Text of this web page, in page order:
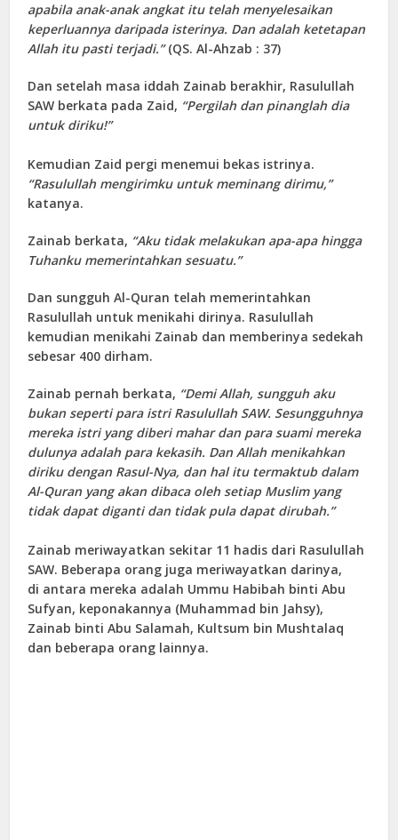
apabila anak-anak angkat itu telah menyelesaikan
keperluannya daripada isterinya. Dan adalah ketetapan
Allah itu pasti terjadi.”(QS. Al-Ahzab : 37)
Dan setelah masa iddah Zainab berakhir, Rasulullah
SAW berkata pada Zaid, “Pergilah dan pinanglah dia
untuk diriku!”
Kemudian Zaid pergi menemui bekas istrinya.
“Rasulullah mengirimku untuk meminang dirimu,”
katanya.
Zainab berkata, “Aku tidak melakukan apa-apa hingga
Tuhanku memerintahkan sesuatu.”
Dan sungguh Al-Quran telah memerintahkan
Rasulullah untuk menikahi dirinya. Rasulullah
kemudian menikahi Zainab dan memberinya sedekah
sebesar 400 dirham.
Zainab pernah berkata, “Demi Allah, sungguh aku
bukan seperti para istri Rasulullah SAW. Sesungguhnya
mereka istri yang diberi mahar dan para suami mereka
dulunya adalah para kekasih. Dan Allah menikahkan
diriku dengan Rasul-Nya, dan hal itu termaktub dalam
Al-Quran yang akan dibaca oleh setiap Muslim yang
tidak dapat diganti dan tidak pula dapat dirubah.”
Zainab meriwayatkan sekitar 11 hadis dari Rasulullah
SAW. Beberapa orang juga meriwayatkan darinya,
di antara mereka adalah Ummu Habibah binti Abu
Sufyan, keponakannya (Muhammad bin Jahsy),
Zainab binti Abu Salamah, Kultsum bin Mushtalaq
dan beberapa orang lainnya.